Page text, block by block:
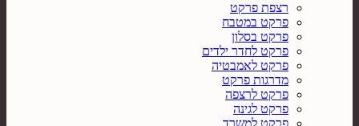
רצפת פרקט
פרקט במטבח
פרקט בסלון
פרקט לחדר ילדים
פרקט לאמבטיה
מדרגות פרקט
פרקט לרצפה
פרקט לגינה
פרקט למשרד